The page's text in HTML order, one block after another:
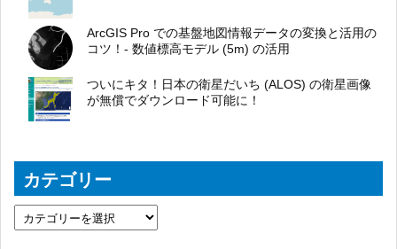
ArcGIS Pro での基盤地図情報データの変換と活用の
コツ！- 数値標高モデル (5m) の活用
ついにキタ！日本の衛星だいち (ALOS) の衛星画像
が無償でダウンロード可能に！
カテゴリー